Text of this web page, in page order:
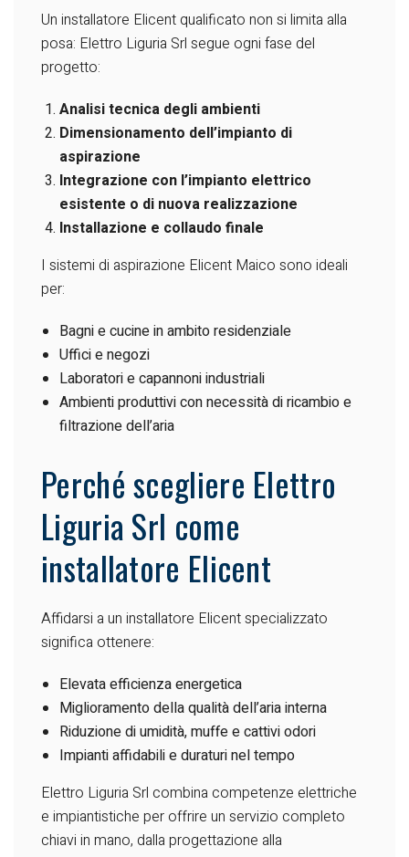
Un installatore Elicent qualificato non si limita alla
posa: Elettro Liguria Srl segue ogni fase del
progetto:
Analisi tecnica degli ambienti
Dimensionamento dell’impianto di
aspirazione
Integrazione con l’impianto elettrico
esistente o di nuova realizzazione
Installazione e collaudo finale
I sistemi di aspirazione Elicent Maico sono ideali
per:
Bagni e cucine in ambito residenziale
Uffici e negozi
Laboratori e capannoni industriali
Ambienti produttivi con necessità di ricambio e
filtrazione dell’aria
Perché scegliere Elettro
Liguria Srl come
installatore Elicent
Affidarsi a un installatore Elicent specializzato
significa ottenere:
Elevata efficienza energetica
Miglioramento della qualità dell’aria interna
Riduzione di umidità, muffe e cattivi odori
Impianti affidabili e duraturi nel tempo
Elettro Liguria Srl combina competenze elettriche
e impiantistiche per offrire un servizio completo
chiavi in mano, dalla progettazione alla